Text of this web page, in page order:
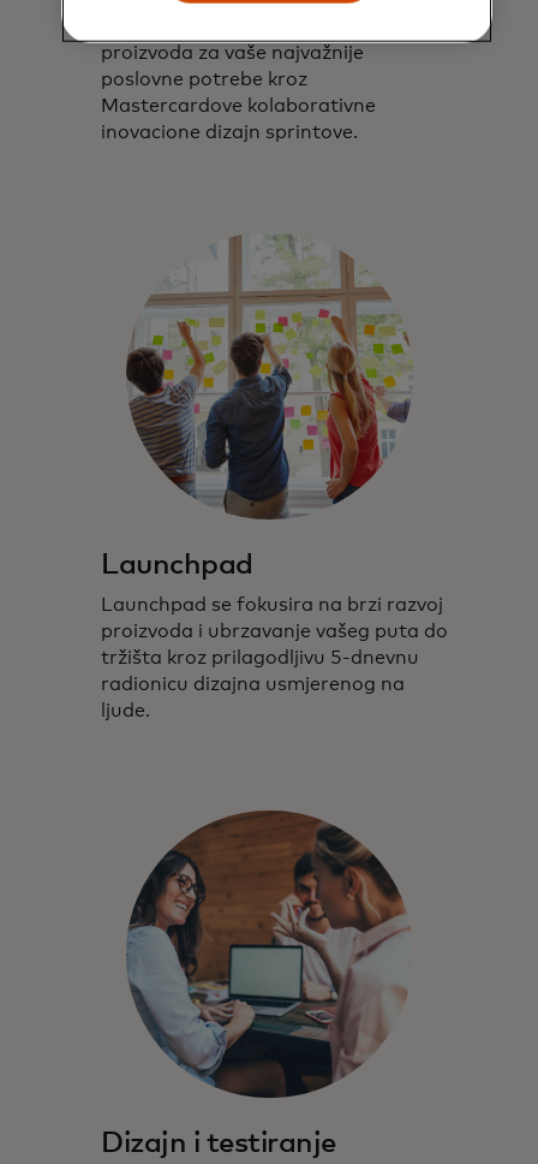
proizvoda za vaše najvažnije
poslovne potrebe kroz
Mastercardove kolaborativne
inovacione dizajn sprintove.
Launchpad
Launchpad se fokusira na brzi razvoj
proizvoda i ubrzavanje vašeg puta do
tržišta kroz prilagodljivu 5-dnevnu
radionicu dizajna usmjerenog na
ljude.
Dizajn i testiranje